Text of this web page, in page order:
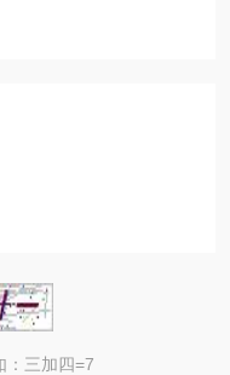
：三加四=7